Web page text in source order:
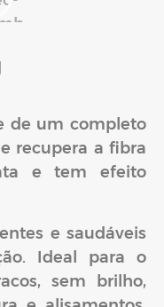
sem brilho,
toque
natural dos
ilustrativas,
do produto.